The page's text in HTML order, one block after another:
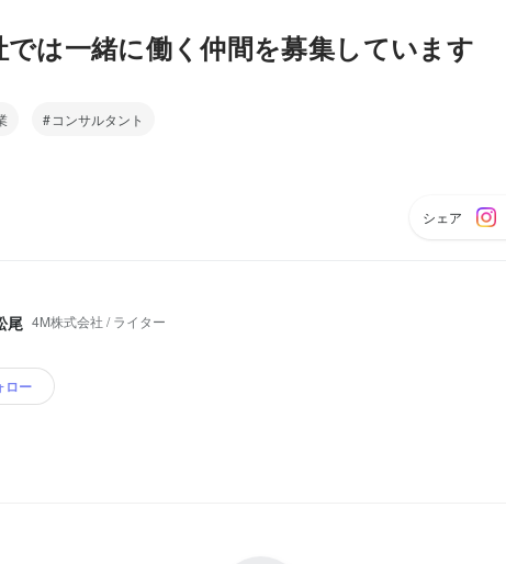
では一緒に働く仲間を募集しています
コンサルタント
シェア
尾 4M株式会社 / ライター
ロー